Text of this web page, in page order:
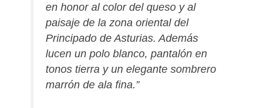
en honor al color del queso y al
paisaje de la zona oriental del
Principado de Asturias. Además
lucen un polo blanco, pantalón en
tonos tierra y un elegante sombrero
marrón de ala fina.”